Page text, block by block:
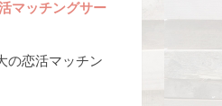
マッチングサー
の恋活マッチン